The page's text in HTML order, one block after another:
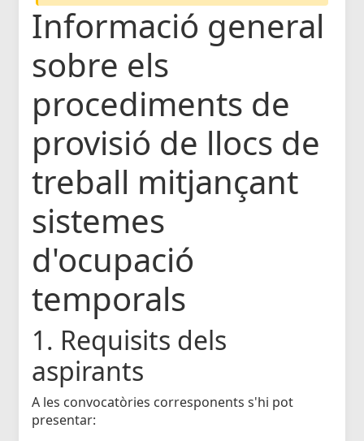
Informació general
sobre els
procediments de
provisió de llocs de
treball mitjançant
sistemes
d'ocupació
temporals
1. Requisits dels
aspirants
A les convocatòries corresponents s'hi pot
presentar: